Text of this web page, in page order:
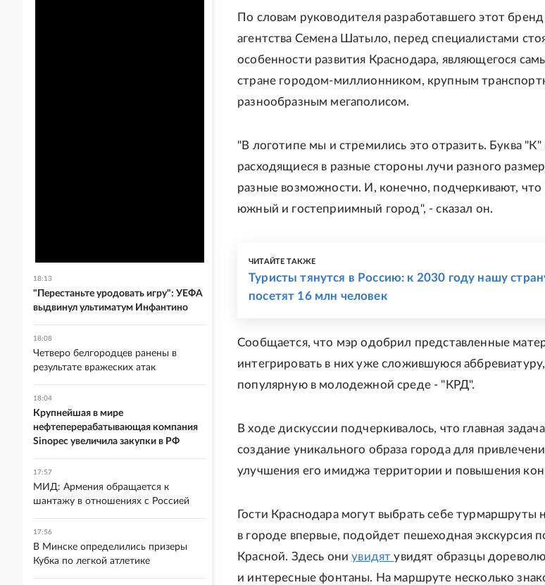
По словам руководителя разработавшего этот бренд
агентства Семена Шатыло, перед специалистами
особенности развития Краснодара, являющегося
стране городом-миллионником, крупным
разнообразным мегаполисом.
"В логотипе мы и стремились это отразить. Буква "К"
расходящиеся в разные стороны лучи разного
разные возможности. И, конечно, подчеркивают,
южный и гостеприимный город", - сказал он.
ЧИТАЙТЕ ТАКЖЕ
Туристы тянутся в Россию: к 2030 году нашу
посетят 16 млн человек
Сообщается, что мэр одобрил представленные
интегрировать в них уже сложившуюся
популярную в молодежной среде - "КРД".
В ходе дискуссии подчеркивалось, что главная
создание уникального образа города для
улучшения его имиджа территории и повышения
Гости Краснодара могут выбрать себе турмаршруты
в городе впервые, подойдет пешеходная экскурсия
Красной. Здесь ониувидятувидят образцы
и интересные фонтаны. На маршруте несколько
18:13
"Перестаньте уродовать игру": УЕФА
выдвинул ультиматум Инфантино
18:08
Четверо белгородцев ранены в
результате вражеских атак
18:04
Крупнейшая в мире
нефтеперерабатывающая компания
Sinopec увеличила закупки в РФ
17:57
МИД: Армения обращается к
шантажу в отношениях с Россией
17:56
В Минске определились призеры
Кубка по легкой атлетике